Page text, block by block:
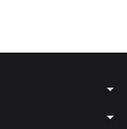
arrow_drop_down
arrow_drop_down